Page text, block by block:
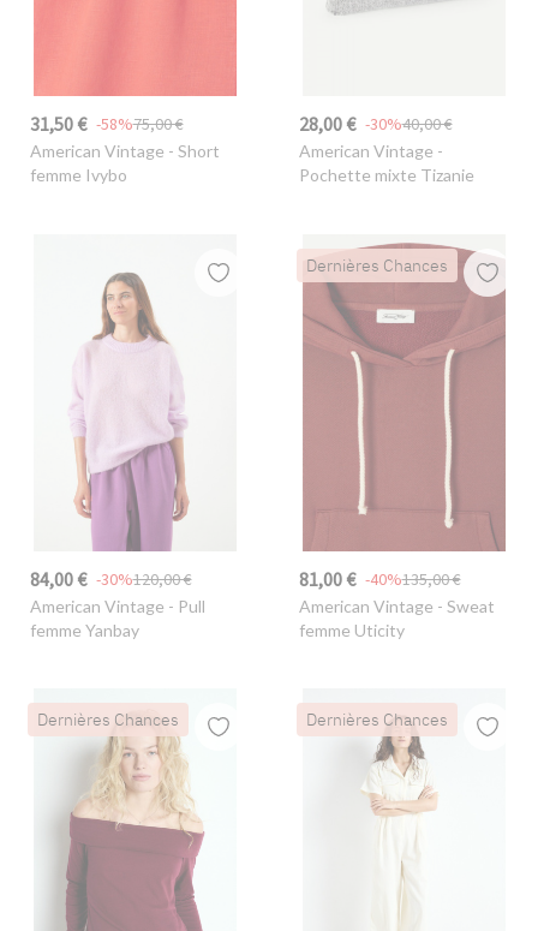
31,50 € 75,00 €
-58%
American Vintage - Short
femme Ivybo
28,00 € 40,00 €
-30%
American Vintage -
Pochette mixte Tizanie
84,00 € 120,00 €
-30%
American Vintage - Pull
femme Yanbay
Dernières Chances
81,00 € 135,00 €
-40%
American Vintage - Sweat
femme Uticity
Dernières Chances Dernières Chances